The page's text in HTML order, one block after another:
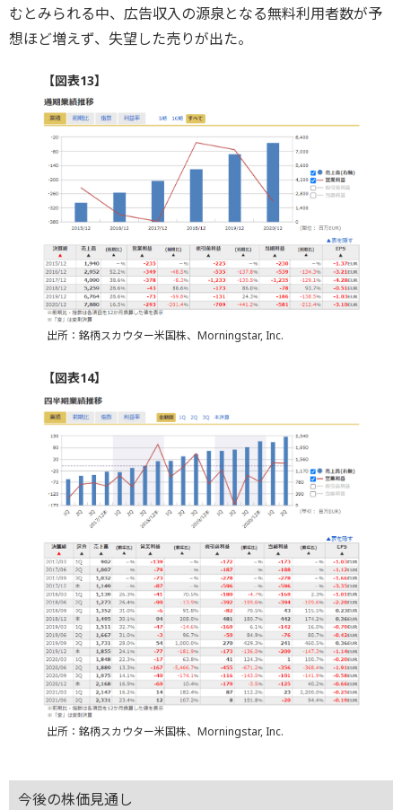
むとみられる中、広告収入の源泉となる無料利用者数が予
想ほど増えず、失望した売りが出た。
【図表13】
出所：銘柄スカウター米国株、Morningstar, Inc.
【図表14】
出所：銘柄スカウター米国株、Morningstar, Inc.
今後の株価見通し